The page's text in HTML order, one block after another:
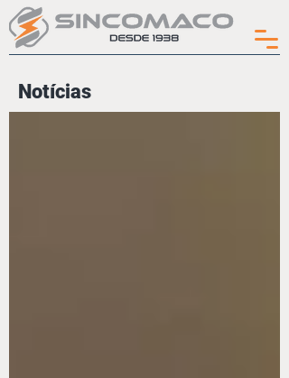
Notícias